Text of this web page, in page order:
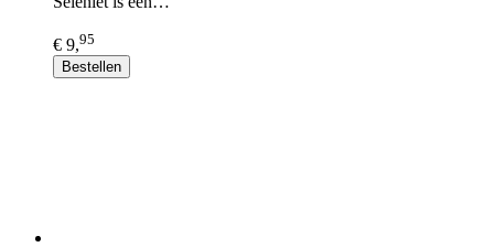
€ 9,95
Bestellen